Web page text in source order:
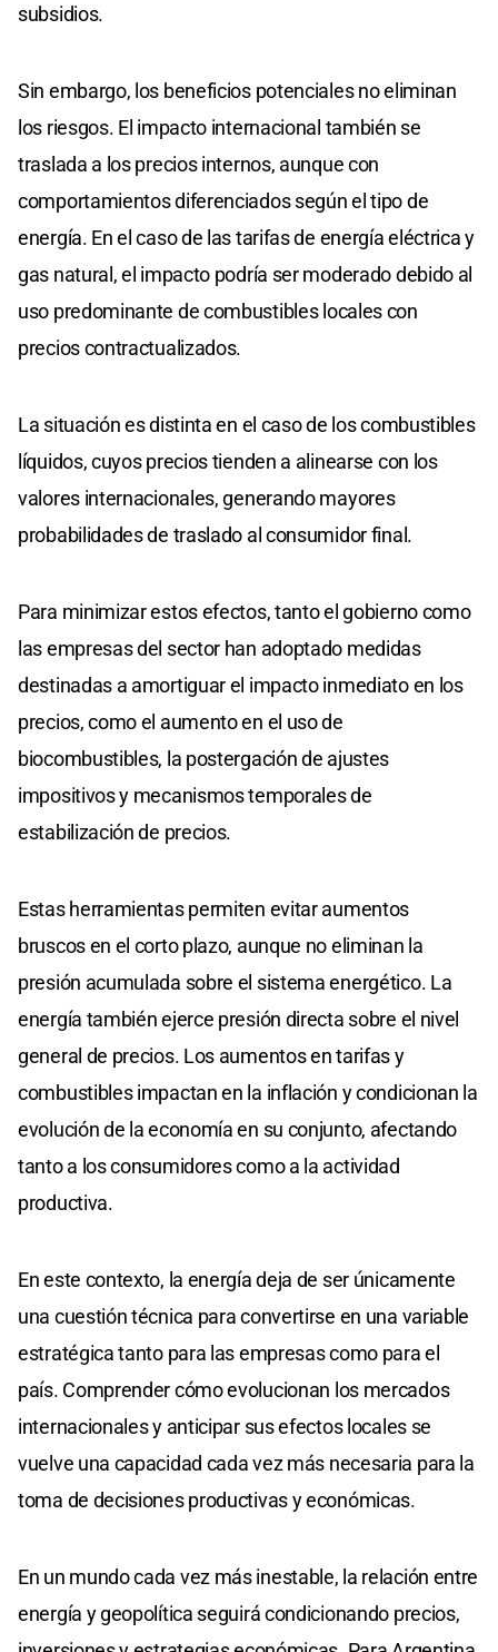
subsidios.
Sin embargo, los beneficios potenciales no eliminan
los riesgos. El impacto internacional también se
traslada a los precios internos, aunque con
comportamientos diferenciados según el tipo de
energía. En el caso de las tarifas de energía eléctrica y
gas natural, el impacto podría ser moderado debido al
uso predominante de combustibles locales con
precios contractualizados.
La situación es distinta en el caso de los combustibles
líquidos, cuyos precios tienden a alinearse con los
valores internacionales, generando mayores
probabilidades de traslado al consumidor final.
Para minimizar estos efectos, tanto el gobierno como
las empresas del sector han adoptado medidas
destinadas a amortiguar el impacto inmediato en los
precios, como el aumento en el uso de
biocombustibles, la postergación de ajustes
impositivos y mecanismos temporales de
estabilización de precios.
Estas herramientas permiten evitar aumentos
bruscos en el corto plazo, aunque no eliminan la
presión acumulada sobre el sistema energético. La
energía también ejerce presión directa sobre el nivel
general de precios. Los aumentos en tarifas y
combustibles impactan en la inflación y condicionan la
evolución de la economía en su conjunto, afectando
tanto a los consumidores como a la actividad
productiva.
En este contexto, la energía deja de ser únicamente
una cuestión técnica para convertirse en una variable
estratégica tanto para las empresas como para el
país. Comprender cómo evolucionan los mercados
internacionales y anticipar sus efectos locales se
vuelve una capacidad cada vez más necesaria para la
toma de decisiones productivas y económicas.
En un mundo cada vez más inestable, la relación entre
energía y geopolítica seguirá condicionando precios,